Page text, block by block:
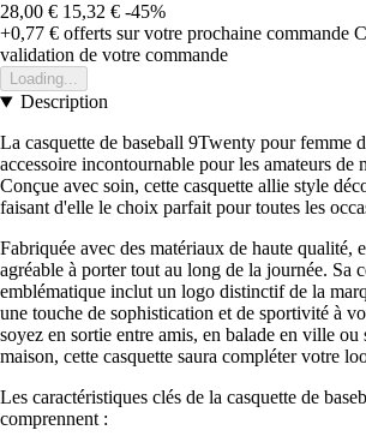
28,00 € 15,32 € -45%
+0,77 € offerts sur votre prochaine commande
validation de votre commande
Loading...
Description
La casquette de baseball 9Twenty pour femme
accessoire incontournable pour les amateurs de
Conçue avec soin, cette casquette allie style
faisant d'elle le choix parfait pour toutes les
Fabriquée avec des matériaux de haute qualité,
agréable à porter tout au long de la journée. Sa
emblématique inclut un logo distinctif de la
une touche de sophistication et de sportivité à
soyez en sortie entre amis, en balade en ville ou
maison, cette casquette saura compléter votre
Les caractéristiques clés de la casquette de
comprennent :